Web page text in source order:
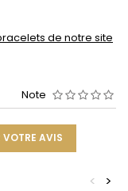
de notre site
Note
VOTRE AVIS
>
<